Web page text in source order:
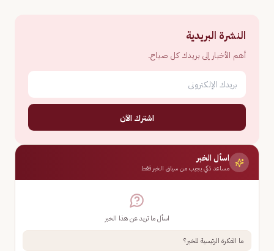
النشرة البريدية
أهم الأخبار إلى بريدك كل صباح.
اشترك الآن
اسأل الخبر
مساعد ذكي يجيب من سياق الخبر فقط
اسأل ما تريد عن هذا الخبر
ما الفكرة الرئيسية للخبر؟